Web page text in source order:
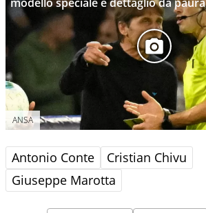
ANSA
Antonio Conte
Cristian Chivu
Giuseppe Marotta